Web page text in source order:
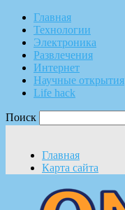
Главная
Технологии
Электроника
Развлечения
Интернет
Научные открытия
Life hack
Поиск
Главная
Карта сайта